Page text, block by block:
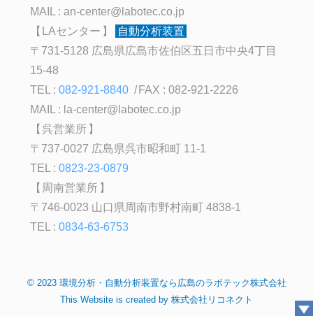
MAIL :an-center@labotec.co.jp
LAセンター
自動分析装置
〒731-5128 広島県広島市佐伯区五日市中央4丁目
15-48
TEL :082-921-8840
FAX : 082-921-2226
MAIL : la-center@labotec.co.jp
呉営業所
〒737-0027 広島県呉市昭和町 11-1
TEL :0823-23-0879
周南営業所
〒746-0023 山口県周南市野村南町 4838-1
TEL :0834-63-6753
© 2023 環境分析・自動分析装置なら広島のラボテック株式会社
This Website is created by 株式会社リコネクト